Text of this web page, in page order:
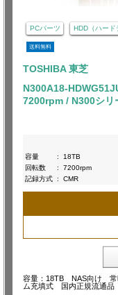
PCパーツ HDD（ハード
送料無料
TOSHIBA 東芝
N300A18-
7200rpm / N300シリ
容量
:
18TB
回転数
:
7200rpm
記録方式 : CMR
容量：18TB NAS向け
ム充填式 国内正規流通